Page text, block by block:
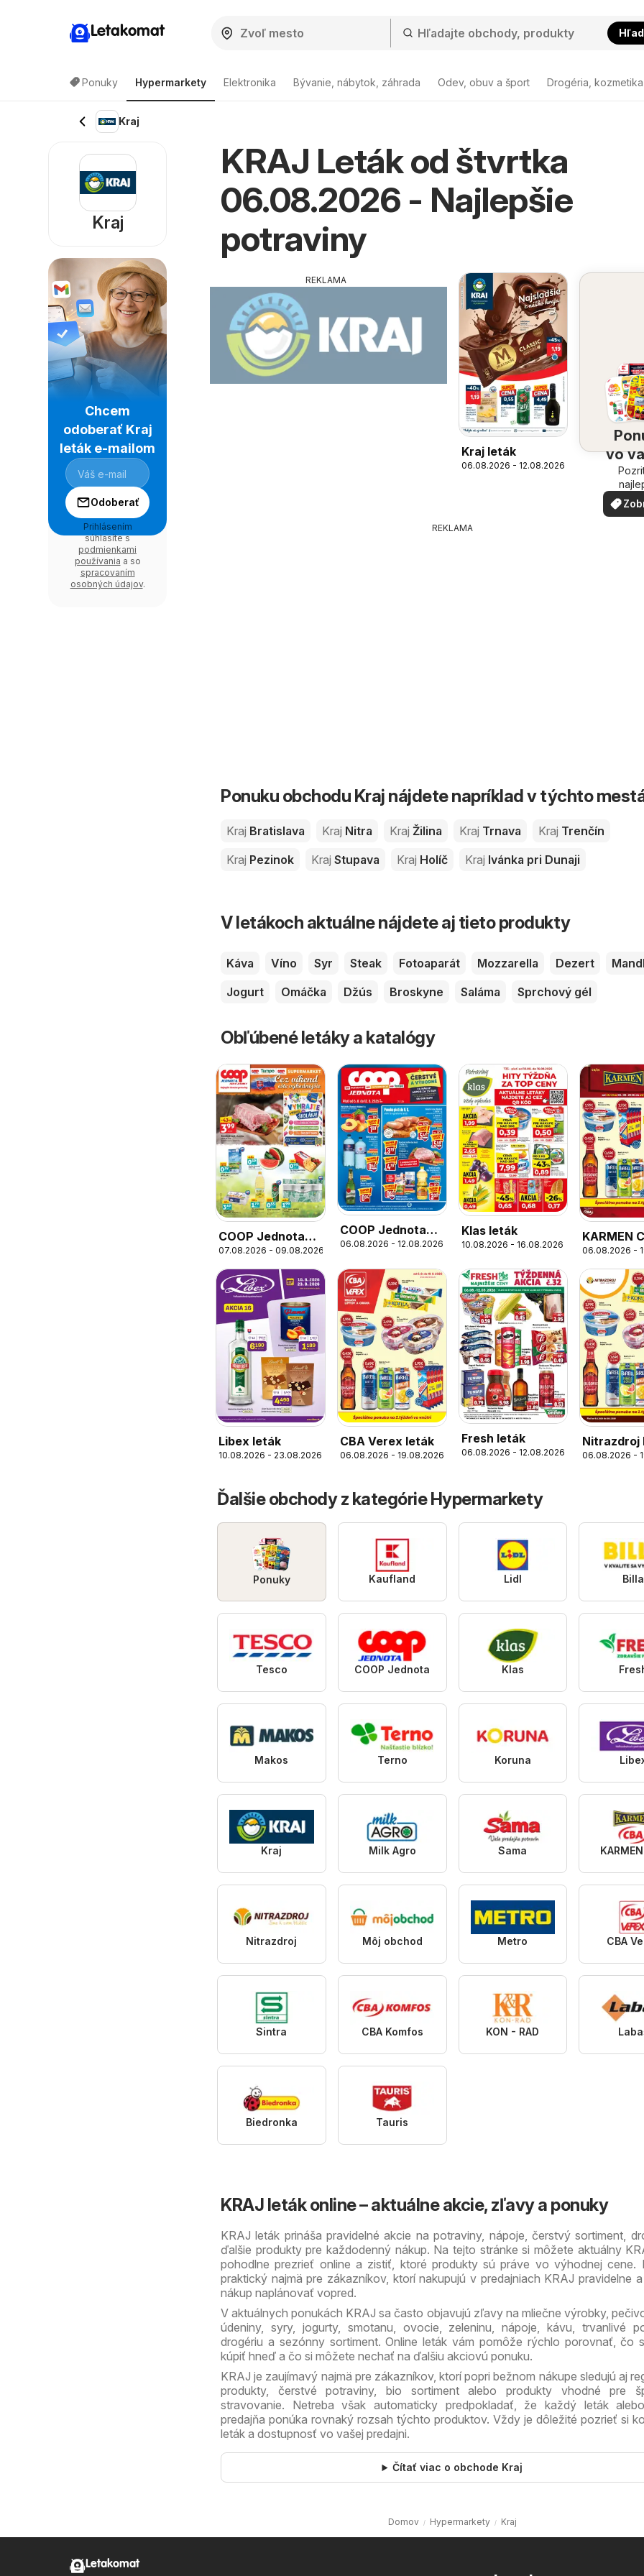
Letakomat
Ponuky Hypermarkety Elektronika Bývanie, nábytok, záhrada Odev, obuv a šport Drogéria, kozmetika
Kraj
KRAJ Leták od štvrtka
06.08.2026 - Najlepšie
potraviny
REKLAMA
Kraj leták
06.08.2026 - 12.08.2026
vo
REKLAMA
Ponuku obchodu Kraj nájdete napríklad v týchto
Kraj Bratislava Kraj Nitra Kraj Žilina Kraj Trnava Kraj Trenčín
Kraj Pezinok Kraj Stupava Kraj Holíč Kraj Ivánka pri Dunaji
V letákoch aktuálne nájdete aj tieto produkty
Káva Víno Syr Steak Fotoaparát Mozzarella Dezert
Jogurt
Omáčka Džús Broskyne Saláma Sprchový gél
Obľúbené letáky a katalógy
COOP Jednota
cez víkend ešte
výhodnejšie
07.08.2026 - 09.08.2026
COOP Jednota
leták
06.08.2026 - 12.08.2026
Klas leták
10.08.2026 - 16.08.2026
KARMEN
leták
06.08.2026 -
Libex leták
10.08.2026 - 23.08.2026
CBA Verex leták
06.08.2026 - 19.08.2026
Fresh leták
06.08.2026 - 12.08.2026
Nitrazdroj
06.08.2026 -
Ďalšie obchody z kategórie Hypermarkety
Ponuky Kaufland Lidl Billa
Tesco COOP Jednota Klas
Makos Terno Koruna
Kraj Milk Agro Sama
Nitrazdroj Môj obchod Metro CBA
Sintra CBA Komfos KON - RAD
Biedronka Tauris
KRAJ leták online – aktuálne akcie, zľavy a ponuky
KRAJ leták prináša pravidelné akcie na potraviny, nápoje, čerstvý sortiment,
ďalšie produkty pre každodenný nákup. Na tejto stránke si môžete aktuálny
pohodlne prezrieť online a zistiť, ktoré produkty sú práve vo výhodnej cene.
praktický najmä pre zákazníkov, ktorí nakupujú v predajniach KRAJ pravidelne
nákup naplánovať vopred.
V aktuálnych ponukách KRAJ sa často objavujú zľavy na mliečne výrobky,
údeniny, syry, jogurty, smotanu, ovocie, zeleninu, nápoje, kávu, trvanlivé
drogériu a sezónny sortiment. Online leták vám pomôže rýchlo porovnať, čo
kúpiť hneď a čo si môžete nechať na ďalšiu akciovú ponuku.
KRAJ je zaujímavý najmä pre zákazníkov, ktorí popri bežnom nákupe sledujú aj
produkty, čerstvé potraviny, bio sortiment alebo produkty vhodné pre
stravovanie. Netreba však automaticky predpokladať, že každý leták
predajňa ponúka rovnaký rozsah týchto produktov. Vždy je dôležité pozrieť si
leták a dostupnosť vo vašej predajni.
Čítať viac o obchode Kraj
Domov Hypermarkety Kraj
Kraj
Chcem
odoberať Kraj
leták e-mailom
Odoberať
Prihlásením
súhlasíte s
podmienkami
používania a so
spracovaním
osobných údajov.
Letakomat